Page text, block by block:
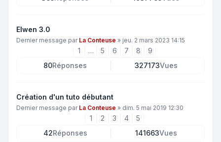
Elwen 3.0
Dernier message par La Conteuse » jeu. 2 mars 2023 14:15
1 … 5 6 7 8
9
80Réponses 327173Vues
Création d'un tuto débutant
Dernier message par La Conteuse » dim. 5 mai 2019 12:30
1 2 3 4
5
42Réponses 141663Vues